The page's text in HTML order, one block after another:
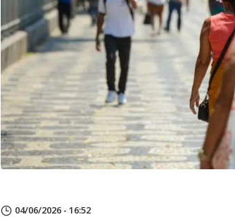
04/06/2026 - 16:52